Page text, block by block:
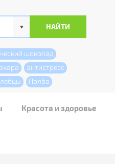
шоколад
антистресс
Полба
Красота и здоровье